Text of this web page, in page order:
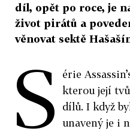
díl, opět po roce, je
život pirátů a
věnovat sektě
S
érie
kterou její
dílů. I když
unavený je i